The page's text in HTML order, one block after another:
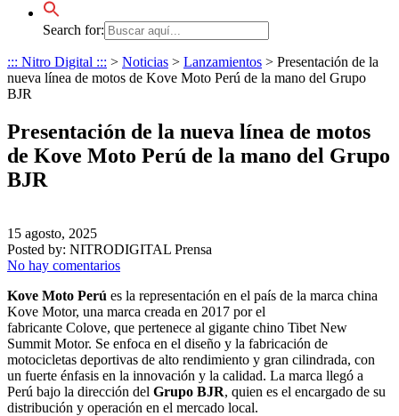
Search for:
::: Nitro Digital ::: > Noticias > Lanzamientos > Presentación de la
nueva línea de motos de Kove Moto Perú de la mano del Grupo
BJR
Presentación de la nueva línea de motos
de Kove Moto Perú de la mano del Grupo
BJR
15 agosto, 2025
Posted by: NITRODIGITAL Prensa
No hay comentarios
Kove Moto Perú es la representación en el país de la marca china
Kove Motor, una marca creada en 2017 por el
fabricante Colove, que pertenece al gigante chino Tibet New
Summit Motor. Se enfoca en el diseño y la fabricación de
motocicletas deportivas de alto rendimiento y gran cilindrada, con
un fuerte énfasis en la innovación y la calidad. La marca llegó a
Perú bajo la dirección del Grupo BJR, quien es el encargado de su
distribución y operación en el mercado local.